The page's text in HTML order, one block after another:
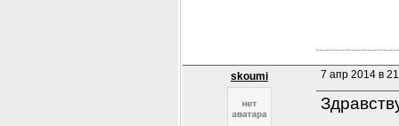
skoumi 7 апр 2014 в